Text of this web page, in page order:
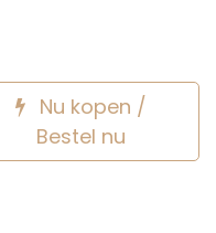
Nu kopen /
Bestel nu